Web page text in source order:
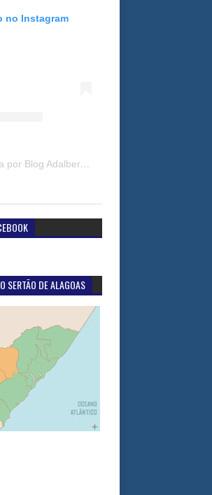
no Instagram
Uma publicação partilhada por Blog Adalberto Gomes Noticias (@blogadalbertogomesnoticiass)
SERTÃO DE ALAGOAS